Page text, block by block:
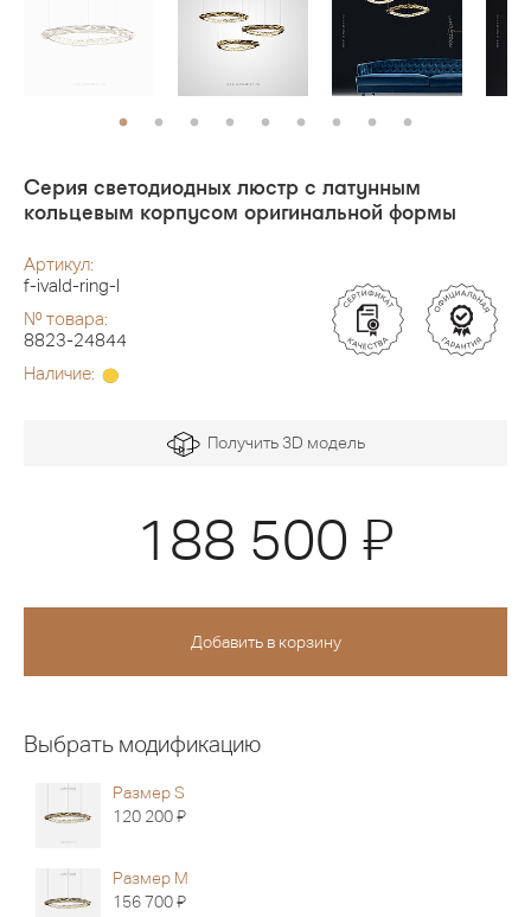
Серия светодиодных люстр с латунным
кольцевым корпусом оригинальной формы
Артикул:
f-ivald-ring-l
№ товара:
8823-24844
Наличие:
Получить 3D модель
188 500 Я
Выбрать модификацию
Размер S
120 200Я
Размер M
156 700Я